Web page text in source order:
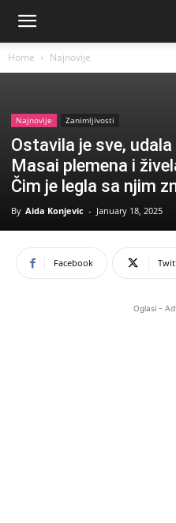
Home Najnovije
Najnovije Zanimljivosti
Ostavila je sve,
Masai plemena i
Čim je legla sa njim
By Aida Konjevic - January 18, 2025
Facebook
Oglasi -